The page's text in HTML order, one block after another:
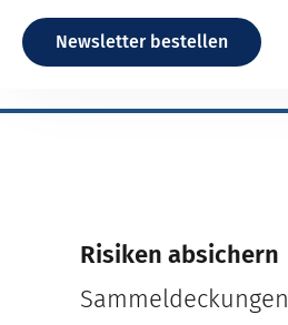
Newsletter bestellen
Risiken absichern
Sammeldeckungen